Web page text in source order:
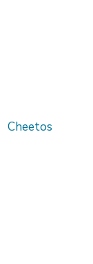
Cheetos